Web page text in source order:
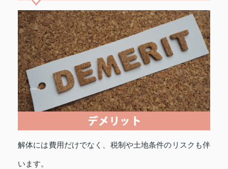
解体には費用だけでなく、税制や土地条件のリスクも伴
います。